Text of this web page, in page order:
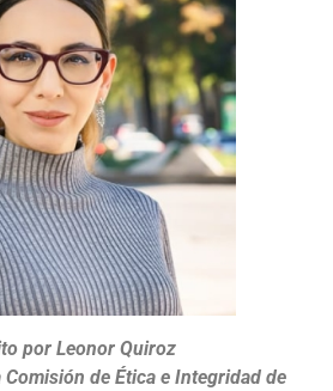
por Leonor Quiroz
Comisión de Ética e Integridad de